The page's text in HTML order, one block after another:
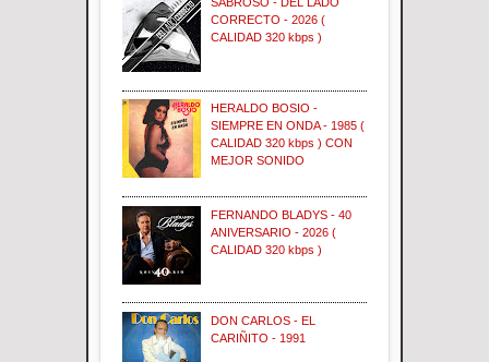
CORRECTO - 2026 (
CALIDAD 320 kbps )
HERALDO BOSIO -
SIEMPRE EN ONDA - 1985 (
CALIDAD 320 kbps ) CON
MEJOR SONIDO
FERNANDO BLADYS - 40
ANIVERSARIO - 2026 (
CALIDAD 320 kbps )
DON CARLOS - EL
CARIÑITO - 1991